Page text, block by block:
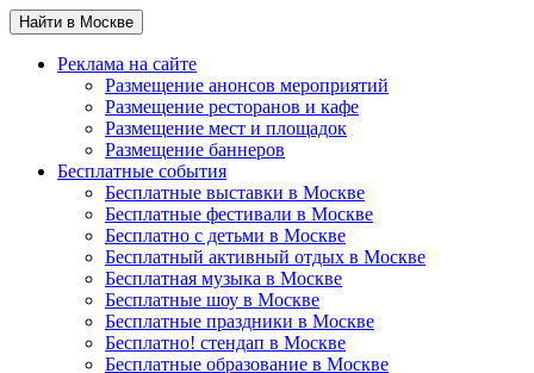
Найти в Москве
Реклама на сайте
Размещение анонсов мероприятий
Размещение ресторанов и кафе
Размещение мест и площадок
Размещение баннеров
Бесплатные события
Бесплатные выставки в Москве
Бесплатные фестивали в Москве
Бесплатно с детьми в Москве
Бесплатный активный отдых в Москве
Бесплатная музыка в Москве
Бесплатные шоу в Москве
Бесплатные праздники в Москве
Бесплатно! стендап в Москве
Бесплатные образование в Москве